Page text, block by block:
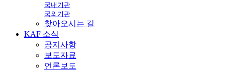
국내기관
국외기관
찾아오시는 길
KAF 소식
공지사항
보도자료
언론보도